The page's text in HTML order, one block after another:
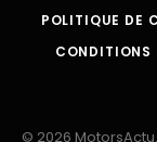
POLITIQUE DE
CONDITIONS
© 2026